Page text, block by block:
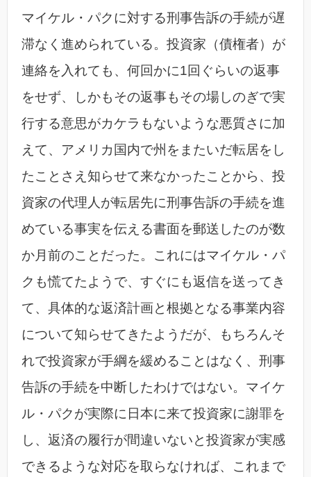
マイケル・パクに対する刑事告訴の手続が遅
滞なく進められている。投資家（債権者）が
連絡を入れても、何回かに1回ぐらいの返事
をせず、しかもその返事もその場しのぎで実
行する意思がカケラもないような悪質さに加
えて、アメリカ国内で州をまたいだ転居をし
たことさえ知らせて来なかったことから、投
資家の代理人が転居先に刑事告訴の手続を進
めている事実を伝える書面を郵送したのが数
か月前のことだった。これにはマイケル・パ
クも慌てたようで、すぐにも返信を送ってき
て、具体的な返済計画と根拠となる事業内容
について知らせてきたようだが、もちろんそ
れで投資家が手綱を緩めることはなく、刑事
告訴の手続を中断したわけではない。マイケ
ル・パクが実際に日本に来て投資家に謝罪を
し、返済の履行が間違いないと投資家が実感
できるような対応を取らなければ、これまで